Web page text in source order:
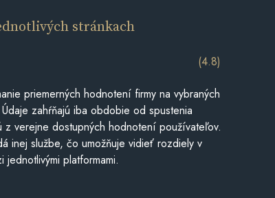
stránkach
(4.8)
priemerných hodnotení firmy na vybraných
zahŕňajú iba obdobie od spustenia
z verejne dostupných hodnotení používateľov.
inej službe, čo umožňuje vidieť rozdiely v
platformami.